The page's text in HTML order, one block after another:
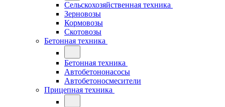
Сельскохозяйственная техника
Зерновозы
Кормовозы
Скотовозы
Бетонная техника
Бетонная техника
Автобетононасосы
Автобетоносмесители
Прицепная техника